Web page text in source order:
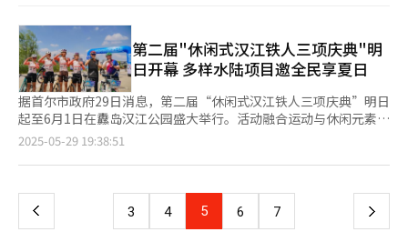
计划于下月2日与观众见面。
指出，韩国冰淇淋的主要消费群体儿童人口急剧减少，加上民众对
健康的关注上升，减少糖分摄入已经成为趋势，导致成人消费也大
幅减少。在此背景下，借助全球酷暑天气和韩流文化的热潮，韩国
冰淇淋企业正在积极制定出口扩张战略，寻求新的增长动能。
同时，面对生成式AI等新兴技术带来的深刻变革，政府将提前布局
知识产权体系建设。 除流行文化外，政府还将同步调整对传统艺
术及基础艺术领域的支持。社会各界普遍呼吁，政府应进一步加大
对美术、文学、出版等纯艺术领域的扶持力度，以丰富文化艺术生
态的多样性。 ▲破解地区文化不均 首都圈与非首都圈之间的文化
资源差距，是韩国长期存在的社会结构性难题。财政投入、专业人
才及文化基础设施高度集中于首尔及周边地区，导致地方居民难以
平等享有文化资源，地方创作群体的生存和发展也面临诸多挑战。
于前政府推动国立艺术团体及中央文化机构向地方迁移的政策，也
将结合地方实际需求，强化服务功能，确保文化资源真正实现有效
下沉。 同时，政府将加快培育文化城市，完善基层公共文化空
称“SM”）表现尤为积极。SM早在2000年3月举办的H.O.T北京演
唱会被视为“韩流”文化的开端。此外，SM在推出第三代男团
EXO时，曾同步推出中国队EXO-M，展现出深耕中国市场的独特战
略。近期，SM正以第五代男团RIIZE和NCT WISH为核心推进在华
宣传。由日韩成员组成的NCT WISH今年3月在上海举行了新专辑
发布会，4月又在深圳与QQ音乐合作开设快闪店。RIIZE的
《RIIZING》专辑不仅登顶QQ音乐数字专辑销量榜，并获得QQ音
乐白金认证（认证标准为销售额超100万元人民币）。 SM旗下
WayV、JYP娱乐旗下BOY STORY等面向中国市场打造的组合在华
大股东，引发业界高度关注。 但业内也提醒不宜过度乐观。例
如，原定上月31日在福州举行的EPEX演唱会突然被延期就是典型
案例。这场本可能成为九年来首场K-POP团体在华的演唱会，但在
POP音乐产业的旗舰活动，“MAMA AWARDS”备受海内外关
注。 “MAMA AWARDS”创办于1999年，前身为“Mnet影像音乐
大奖”，迄今已在中国香港、中国澳门、新加坡、越南、日本等多
个国家和地区成功举办，推动K-POP在全球范围内的扩展。去年，
该典礼首次进军美国市场，通过洛杉矶与日本大阪的接力直播，实
现与全球粉丝的实时互动，进一步提升国际影响力。 作为引领K-
POP走向世界的重要平台，今年“MAMA AWARDS”将在大中华
地区开启新篇章。主办地中国香港不仅是亚洲重要的媒体与企业枢
纽城市，也被视为K-POP拓展亚洲及全球市场的关键节点。 本
性体育场举行，场馆最多可容纳5万人，规模同比扩大近4倍。主办
方表示，将通过富有创意的舞美设计和差异化的演出编排，打造多
第二届"休闲式汉江铁人三项庆典"明
日开幕 多样水陆项目邀全民享夏日
据首尔市政府29日消息，第二届“休闲式汉江铁人三项庆典”明日
起至6月1日在纛岛汉江公园盛大举行。活动融合运动与休闲元素，
旨在为市民和游客打造一个充满活力与乐趣的夏日庆典。 本届庆
育活动，尽情感受汉江的夏日魅力。活动报名自5月9日下午2点起
与。 “FUN体验”主要分为“汉江噗通区”与“休休闲闲汉江运
动会”两个板块。其中，“汉江噗通区”汇集多项水上娱乐体验，
2025-05-29 19:38:51
上
页
3 4 5 6 7 下